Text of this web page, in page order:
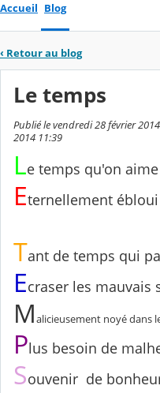
Accueil Blog
‹ Retour au blog
Le temps
Publié le vendredi 28 février
2014 11:39
Le temps qu'on aime
Eternellement
Tant de temps qui
Ecraser les mauvais
Malicieusement noyé dans
Plus besoin de
Souvenir de